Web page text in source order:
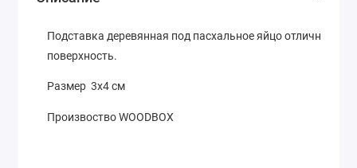
Подставка деревянная под пасхальное яйцо отличного
поверхность.
Размер 3х4 см
Произвоство WOODBOX